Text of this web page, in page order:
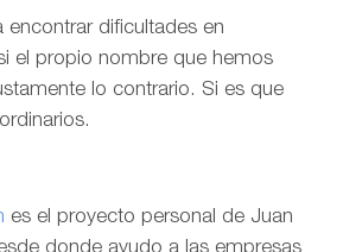
dificultades en
el propio nombre que hemos
lo contrario. Si es que
es el proyecto personal de Juan